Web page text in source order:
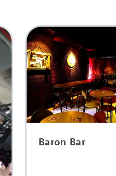
Baron Bar